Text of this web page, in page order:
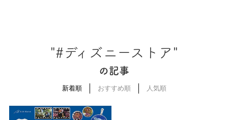
"#ディズニーストア"
の記事
新着順 おすすめ順 人気順